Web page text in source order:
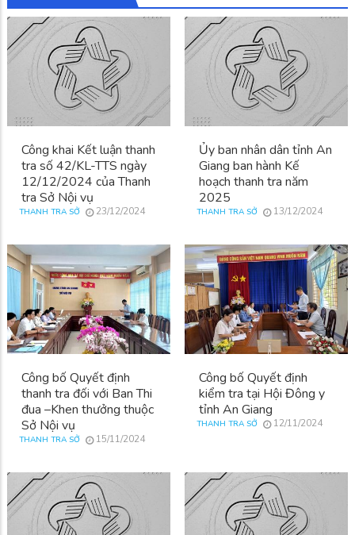
Công khai Kết luận thanh
tra số 42/KL-TTS ngày
12/12/2024 của Thanh
tra Sở Nội vụ
THANH TRA SỞ 23/12/2024
Ủy ban nhân dân tỉnh An
Giang ban hành Kế
hoạch thanh tra năm
2025
THANH TRA SỞ 13/12/2024
Công bố Quyết định
thanh tra đối với Ban Thi
đua –Khen thưởng thuộc
Sở Nội vụ
THANH TRA SỞ 15/11/2024
Công bố Quyết định
kiểm tra tại Hội Đông y
tỉnh An Giang
THANH TRA SỞ 12/11/2024